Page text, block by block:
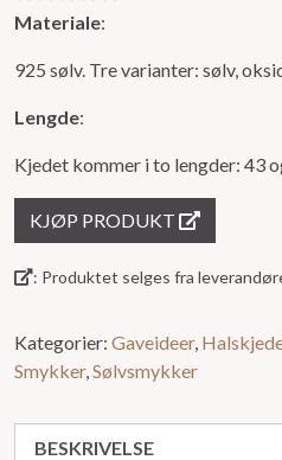
0
av
5
Materiale:
925 sølv. Tre varianter: sølv,
Lengde:
Kjedet kommer i to lengder: 43
KJØP PRODUKT
: Produktet selges fra
Kategorier: Gaveideer,
Smykker, Sølvsmykker
BESKRIVELSE